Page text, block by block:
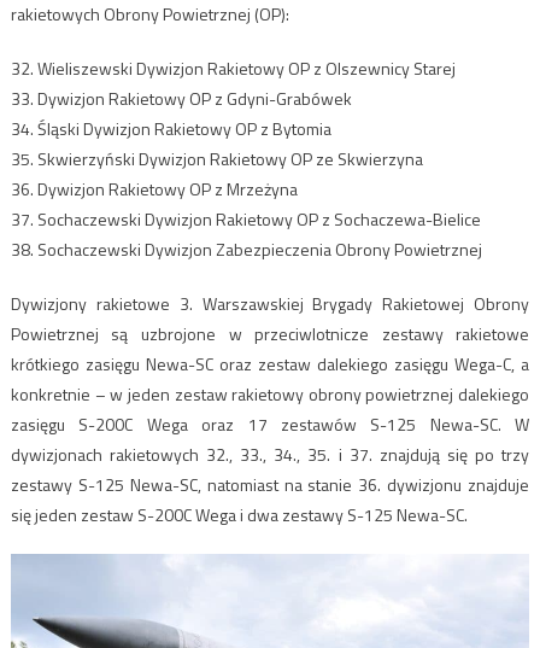
rakietowych Obrony Powietrznej (OP):
32. Wieliszewski Dywizjon Rakietowy OP z Olszewnicy Starej
33. Dywizjon Rakietowy OP z Gdyni-Grabówek
34. Śląski Dywizjon Rakietowy OP z Bytomia
35. Skwierzyński Dywizjon Rakietowy OP ze Skwierzyna
36. Dywizjon Rakietowy OP z Mrzeżyna
37. Sochaczewski Dywizjon Rakietowy OP z Sochaczewa-Bielice
38. Sochaczewski Dywizjon Zabezpieczenia Obrony Powietrznej
Dywizjony rakietowe 3. Warszawskiej Brygady Rakietowej Obrony
Powietrznej są uzbrojone w przeciwlotnicze zestawy rakietowe
krótkiego zasięgu Newa-SC oraz zestaw dalekiego zasięgu Wega-C, a
konkretnie – w jeden zestaw rakietowy obrony powietrznej dalekiego
zasięgu S-200C Wega oraz 17 zestawów S-125 Newa-SC. W
dywizjonach rakietowych 32., 33., 34., 35. i 37. znajdują się po trzy
zestawy S-125 Newa-SC, natomiast na stanie 36. dywizjonu znajduje
się jeden zestaw S-200C Wega i dwa zestawy S-125 Newa-SC.